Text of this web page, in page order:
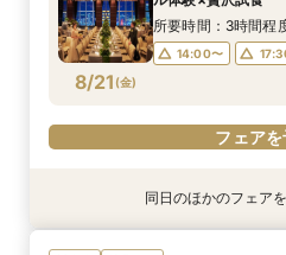
8/20(木)
8/20(木)
8/20(木)
8/21 (金)
所要時間：3時間程
14:00〜
フェア
特典あり
特典あり
特典あり
特典あり同日のほかのフェア